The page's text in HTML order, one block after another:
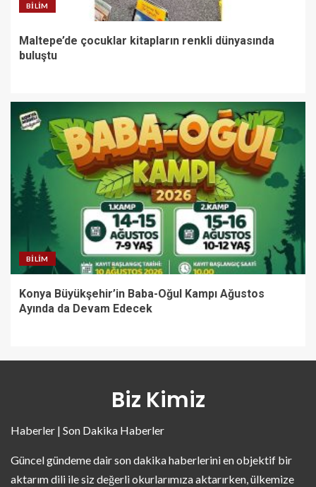
BILIM
Maltepe’de çocuklar kitapların renkli dünyasında
buluştu
BILIM
Konya Büyükşehir’in Baba-Oğul Kampı Ağustos
Ayında da Devam Edecek
Biz Kimiz
Haberler | Son Dakika Haberler
Güncel gündeme dair son dakika haberlerini en objektif bir
aktarım dili ile siz değerli okurlarımıza aktarırken, ülkemize